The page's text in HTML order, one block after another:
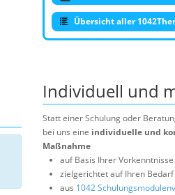
Übersicht aller
Individuell und
Statt einer Schulung oder
bei uns eine individuelle und
Maßnahme
auf Basis Ihrer Vorkenntnisse
zielgerichtet auf Ihren Bedarf
aus 1042